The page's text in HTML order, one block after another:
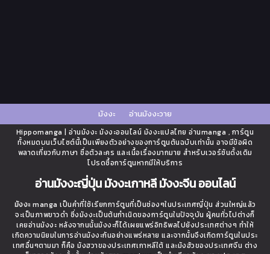
มังงะ อ่านมังงะวาย
Hippomanga | อ่านมังงะ มังงะออนไลน์ มังงะแปลไทย อ่านmanga , การ์ตูน
ทั้งหมดบนเว็บไซต์นี้เป็นเพียงตัวอย่างของการ์ตูนต้นฉบับเท่านั้น อาจมีข้อผิด
พลาดเกี่ยวกับภาษา ชื่อตัวละคร และเนื้อเรื่องมากมาย สำหรับเวอร์ชันดั้งเดิม
โปรดซื้อการ์ตูนหากมีให้บริการ
อ่านมังงะญี่ปุ่น มังงะเกาหลี มังงะจีน ออนไลน์
มังงะmanga เป็นคำที่ใช้เรียกการ์ตูนที่เป็นช่องๆในประเทศญี่ปุ่น ส่วนใหญ่แล้ว
จะเป็นภาพขาวดำ ซึ่งมังงะเป็นต้นกำเนิดของการ์ตูนในปัจจุบัน ผู้คนทั่วไปต่างก็
เคยอ่านมังงะ หลังจากนนั้นมังงะก็ได้เผยแพร่อิทธิพลไปยังประเทศต่างๆ ทำให้
เกิดความนิยมในการอ่านมังงะกันอย่างแพร่หลาย และจากนั้นจึงเกิดการ์ตูนในประ
เทศอื่นๆตามมา ก็คือ มังฮวาของประเทศเกาหลีใต้ และมังฮัวของประเทศจีน ต่าง